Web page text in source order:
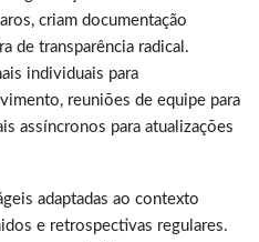
criam documentação
de transparência radical.
individuais para
reuniões de equipe para
assíncronos para atualizações
adaptadas ao contexto
e retrospectivas regulares.